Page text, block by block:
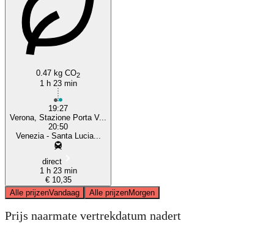
0.47 kg CO2
1 h 23 min
19:27
Verona, Stazione Porta V...
20:50
Venezia - Santa Lucia...
direct
1 h 23 min
€ 10,35
Alle prijzenVandaag Alle prijzenMorgen
Prijs naarmate vertrekdatum nadert